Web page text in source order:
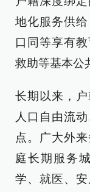
地化服务供
口同等享有
救助等基本公
长期以来，
人口自由流
点。广大外
庭长期服务
学、就医、